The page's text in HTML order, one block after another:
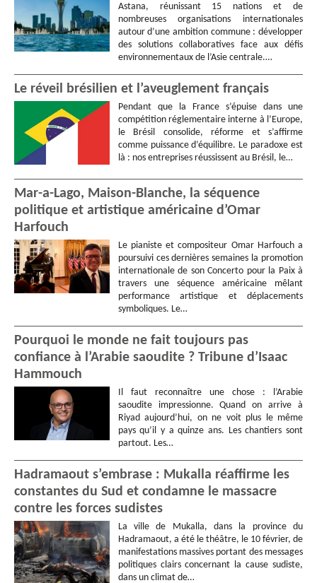
Astana, réunissant 15 nations et de
nombreuses organisations internationales
autour d’une ambition commune : développer
des solutions collaboratives face aux défis
environnementaux de l’Asie centrale.…
Le réveil brésilien et l’aveuglement français
Pendant que la France s’épuise dans une
compétition réglementaire interne à l’Europe,
le Brésil consolide, réforme et s’affirme
comme puissance d’équilibre. Le paradoxe est
là : nos entreprises réussissent au Brésil, le…
Mar-a-Lago, Maison-Blanche, la séquence
politique et artistique américaine d’Omar
Harfouch
Le pianiste et compositeur Omar Harfouch a
poursuivi ces dernières semaines la promotion
internationale de son Concerto pour la Paix à
travers une séquence américaine mêlant
performance artistique et déplacements
symboliques. Le…
Pourquoi le monde ne fait toujours pas
confiance à l’Arabie saoudite ? Tribune d’Isaac
Hammouch
Il faut reconnaître une chose : l’Arabie
saoudite impressionne. Quand on arrive à
Riyad aujourd’hui, on ne voit plus le même
pays qu’il y a quinze ans. Les chantiers sont
partout. Les…
Hadramaout s’embrase : Mukalla réaffirme les
constantes du Sud et condamne le massacre
contre les forces sudistes
La ville de Mukalla, dans la province du
Hadramaout, a été le théâtre, le 10 février, de
manifestations massives portant des messages
politiques clairs concernant la cause sudiste,
dans un climat de…